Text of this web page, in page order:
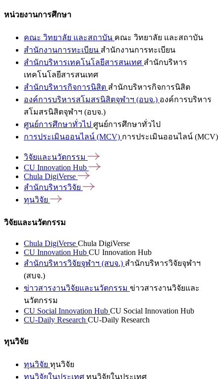
หน่วยงานการศึกษา
คณะ วิทยาลัย และสถาบัน คณะ วิทยาลัย และสถาบัน
สำนักงานการทะเบียน สำนักงานการทะเบียน
สำนักบริหารเทคโนโลยีสารสนเทศ สำนักบริหาร
เทคโนโลยีสารสนเทศ
สำนักบริหารกิจการนิสิต สำนักบริหารกิจการนิสิต
องค์การบริหารสโมสรนิสิตจุฬาฯ (อบจ.) องค์การบริหาร
สโมสรนิสิตจุฬาฯ (อบจ.)
ศูนย์การศึกษาทั่วไป ศูนย์การศึกษาทั่วไป
การประเมินออนไลน์ (MCV) การประเมินออนไลน์ (MCV)
วิจัยและนวัตกรรม
CU Innovation Hub
Chula DigiVerse
สำนักบริหารวิจัย
ทุนวิจัย
วิจัยและนวัตกรรม
Chula DigiVerse Chula DigiVerse
CU Innovation Hub CU Innovation Hub
สำนักบริหารวิจัยจุฬาฯ (สบจ.) สำนักบริหารวิจัยจุฬาฯ
(สบจ.)
ข่าวสารงานวิจัยและนวัตกรรม ข่าวสารงานวิจัยและ
นวัตกรรม
CU Social Innovation Hub CU Social Innovation Hub
CU-Daily Research CU-Daily Research
ทุนวิจัย
ทุนวิจัย ทุนวิจัย
ทุนวิจัยในประเทศ ทุนวิจัยในประเทศ